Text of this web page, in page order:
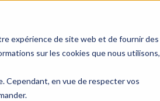
expérience de site web et de fournir des
sur les cookies que nous utilisons,
Cependant, en vue de respecter vos